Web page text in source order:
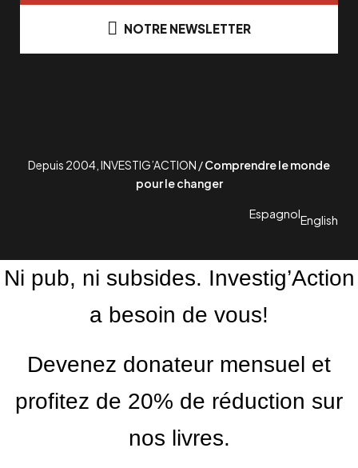
NOTRE NEWSLETTER
Depuis 2004, INVESTIG’ACTION /Comprendre le monde
pour le changer
EspagnolEnglish
Ni pub, ni subsides. Investig’Action
a besoin de vous!
Devenez donateur mensuel et
profitez de 20% de réduction sur
nos livres.